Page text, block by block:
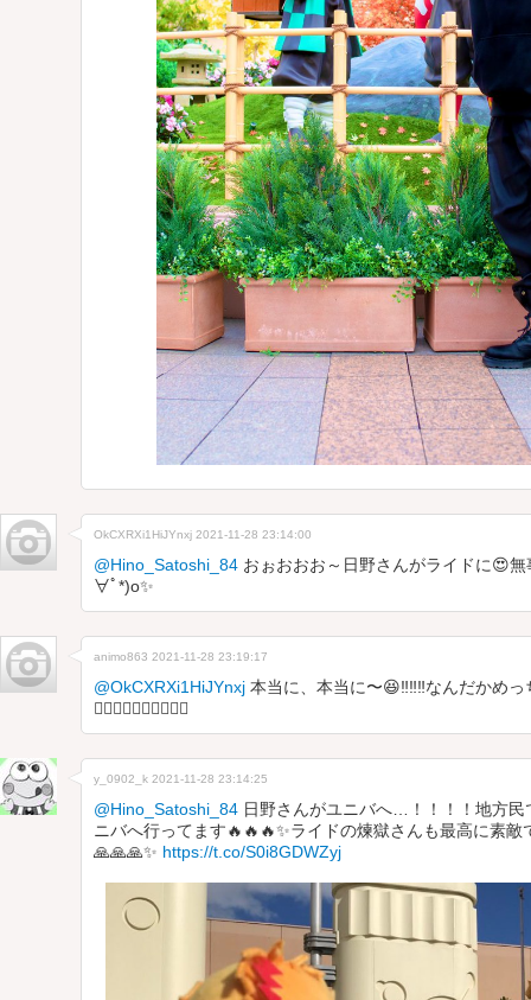
OkCXRXi1HiJYnxj 2021-11-28 23:14:00
@Hino_Satoshi_84 おぉおおお～日野さんがライドに😍
∀ﾟ*)o✨
animo863 2021-11-28 23:19:17
@OkCXRXi1HiJYnxj 本当に、本当に〜😆‼️‼️‼️なんだかめ
❤️‍🔥❤️‍🔥❤️‍🔥❤️‍🔥❤️‍🔥
y_0902_k 2021-11-28 23:14:25
@Hino_Satoshi_84 日野さんがユニバへ…！！！！地方
ニバへ行ってます🔥🔥🔥✨ライドの煉獄さんも最高に素
🙏🙏🙏✨ https://t.co/S0i8GDWZyj